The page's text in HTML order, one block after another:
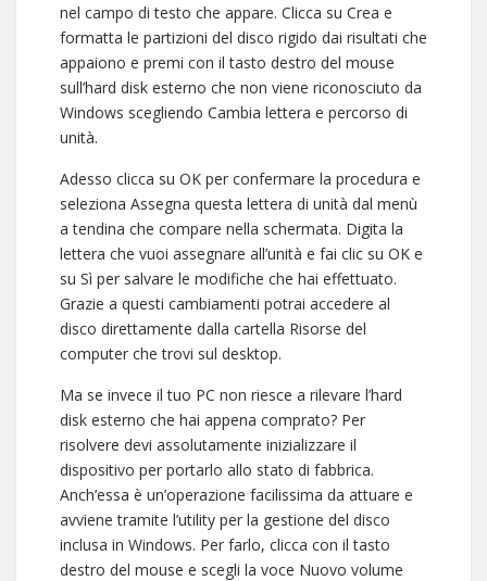
nel campo di testo che appare. Clicca su Crea e
formatta le partizioni del disco rigido dai risultati che
appaiono e premi con il tasto destro del mouse
sull’hard disk esterno che non viene riconosciuto da
Windows scegliendo Cambia lettera e percorso di
unità.
Adesso clicca su OK per confermare la procedura e
seleziona Assegna questa lettera di unità dal menù
a tendina che compare nella schermata. Digita la
lettera che vuoi assegnare all’unità e fai clic su OK e
su Sì per salvare le modifiche che hai effettuato.
Grazie a questi cambiamenti potrai accedere al
disco direttamente dalla cartella Risorse del
computer che trovi sul desktop.
Ma se invece il tuo PC non riesce a rilevare l’hard
disk esterno che hai appena comprato? Per
risolvere devi assolutamente inizializzare il
dispositivo per portarlo allo stato di fabbrica.
Anch’essa è un’operazione facilissima da attuare e
avviene tramite l’utility per la gestione del disco
inclusa in Windows. Per farlo, clicca con il tasto
destro del mouse e scegli la voce Nuovo volume